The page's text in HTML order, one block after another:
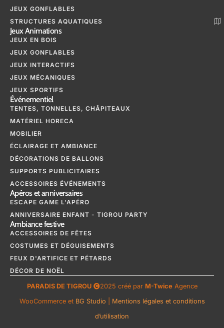
JEUX GONFLABLES
STRUCTURES AQUATIQUES
Jeux Animations
JEUX EN BOIS
JEUX GONFLABLES
JEUX INTERACTIFS
JEUX MÉCANIQUES
JEUX SPORTIFS
Événementiel
TENTES, TONNELLES, CHÂPITEAUX
MATÉRIEL HORECA
MOBILIER
ÉCLAIRAGE ET AMBIANCE
DÉCORATIONS DE BALLONS
SUPPORTS PUBLICITAIRES
ACCESSOIRES ÉVÉNEMENTS
Apéros et anniversaires
ESCAPE GAME L'APÉRO
ANNIVERSAIRE ENFANT - TIGROU PARTY
Ambiance festive
ACCESSOIRES DE FÊTES
COSTUMES ET DÉGUISEMENTS
FEUX D'ARTIFICE ET PÉTARDS
DÉCOR DE NOËL
PARADIS DE TIGROU 2025 créé par M-Twice Agence
WooCommerce et BG Studio
Mentions légales et conditions
d’utilisation